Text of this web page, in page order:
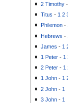
2 Timothy
Titus - 1 2
Philemon -
Hebrews -
James - 1
1 Peter - 1
2 Peter - 1
1 John - 1
2 John - 1
3 John - 1